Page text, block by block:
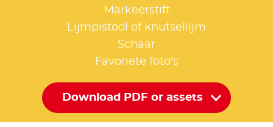
Markeerstift
Lijmpistool of knutsellijm
Schaar
Favoriete foto's
Download PDF or assets